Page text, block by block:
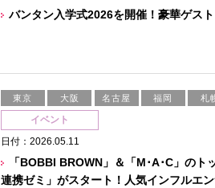
バンタン入学式2026を開催！豪華ゲス
東京 大阪 名古屋 福岡 札
イベント
日付：2026.05.11
「BOBBI BROWN」＆「M･A･C」の
連携ゼミ」がスタート！人気インフルエ